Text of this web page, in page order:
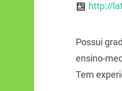
http://
Possui
ensino-
Tem